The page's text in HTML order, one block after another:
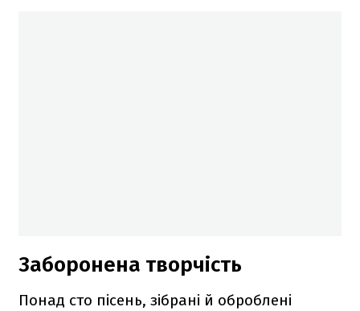
Заборонена творчість
Понад сто пісень, зібрані й оброблені